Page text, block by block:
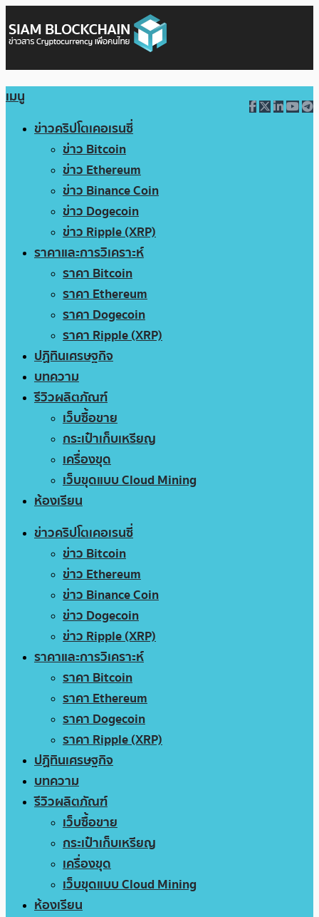
เมนู
ข่าวคริปโตเคอเรนซี่
ข่าว Bitcoin
ข่าว Ethereum
ข่าว Binance Coin
ข่าว Dogecoin
ข่าว Ripple (XRP)
ราคาและการวิเคราะห์
ราคา Bitcoin
ราคา Ethereum
ราคา Dogecoin
ราคา Ripple (XRP)
ปฏิทินเศรษฐกิจ
บทความ
รีวิวผลิตภัณฑ์
เว็บซื้อขาย
กระเป๋าเก็บเหรียญ
เครื่องขุด
เว็บขุดแบบ Cloud Mining
ห้องเรียน
ข่าวคริปโตเคอเรนซี่
ข่าว Bitcoin
ข่าว Ethereum
ข่าว Binance Coin
ข่าว Dogecoin
ข่าว Ripple (XRP)
ราคาและการวิเคราะห์
ราคา Bitcoin
ราคา Ethereum
ราคา Dogecoin
ราคา Ripple (XRP)
ปฏิทินเศรษฐกิจ
บทความ
รีวิวผลิตภัณฑ์
เว็บซื้อขาย
กระเป๋าเก็บเหรียญ
เครื่องขุด
เว็บขุดแบบ Cloud Mining
ห้องเรียน